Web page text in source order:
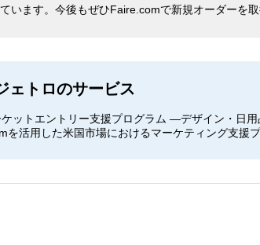
います。今後もぜひFaire.comで新規オーダーを
ェトロのサービス
ケットエントリー支援プログラム ―デザイン・日
を活用した米国市場におけるマーケティング支援